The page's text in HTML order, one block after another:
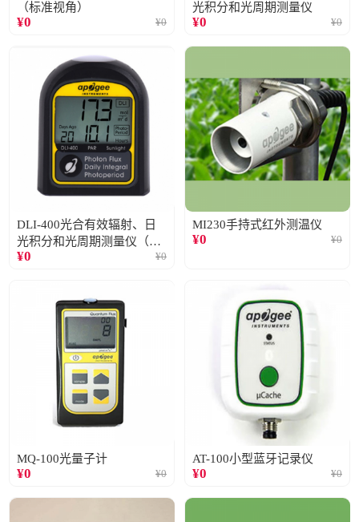
（标准视角）
¥0 ¥0
光积分和光周期测量仪
¥0 ¥0
DLI-400光合有效辐射、日
光积分和光周期测量仪（仅
阳光）
¥0 ¥0
MI230手持式红外测温仪
¥0 ¥0
MQ-100光量子计
¥0 ¥0
AT-100小型蓝牙记录仪
¥0 ¥0